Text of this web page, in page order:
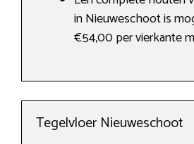
in Nieuweschoot is
€54,00 per vierkante
Tegelvloer Nieuweschoot